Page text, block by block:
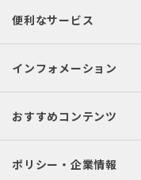
便利なサービス
インフォメーション
おすすめコンテンツ
ポリシー・企業情報